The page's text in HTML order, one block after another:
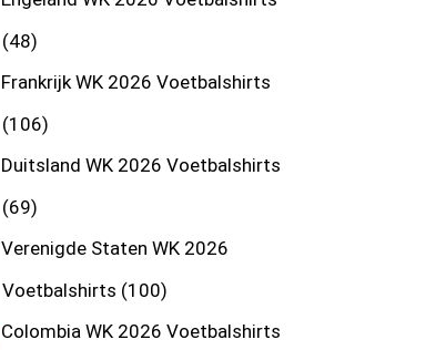
48
Frankrijk WK 2026 Voetbalshirts
106
Duitsland WK 2026 Voetbalshirts
69
Verenigde Staten WK 2026
Voetbalshirts 100
Colombia WK 2026 Voetbalshirts